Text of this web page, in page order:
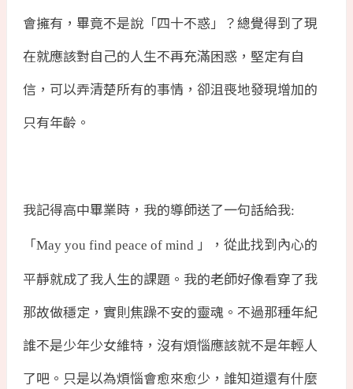
會擁有，畢竟不是說「四十不惑」？總覺得到了現
在就應該對自己的人生不再充滿困惑，堅定有自
信，可以弄清楚所有的事情，卻沮喪地發現增加的
只有年齡。
我記得高中畢業時，我的導師送了一句話給我:
「May you find peace of mind 」，從此找到內心的
平靜就成了我人生的課題。我的老師好像看穿了我
那故做穩定，實則焦躁不安的靈魂。不過那種年紀
誰不是少年少女維特，沒有煩惱應該就不是年輕人
了吧。只是以為煩惱會愈來愈少，誰知道還有什麼